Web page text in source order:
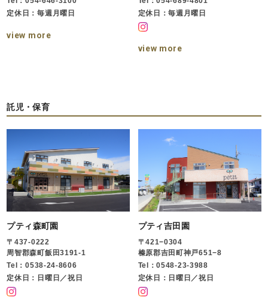
定休日：毎週月曜日
view more
定休日：毎週月曜日
view more
託児・保育
プティ森町園
〒437-0222
周智郡森町飯田3191-1
Tel：0538-24-8606
定休日：日曜日／祝日
プティ吉田園
〒421−0304
榛原郡吉田町神戸651−8
Tel：0548-23-3988
定休日：日曜日／祝日